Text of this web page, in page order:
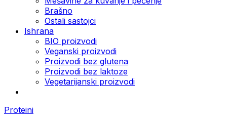
Brašno
Ostali sastojci
Ishrana
BIO proizvodi
Veganski proizvodi
Proizvodi bez glutena
Proizvodi bez laktoze
Vegetarijanski proizvodi
Proteini